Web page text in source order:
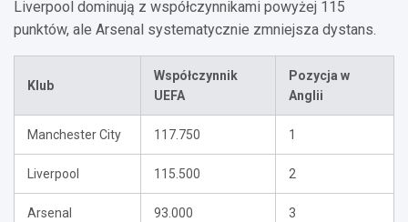
Liverpool dominują z współczynnikami powyżej 115
punktów, ale Arsenal systematycznie zmniejsza dystans.
Klub
Współczynnik
UEFA
Pozycja w
Anglii
Manchester City 117.750 1
Liverpool 115.500 2
Arsenal 93.000 3